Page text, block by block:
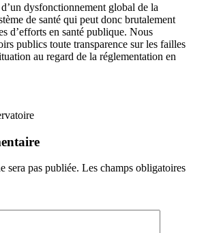
dysfonctionnement global de la
de santé qui peut donc brutalement
d’efforts en santé publique. Nous
publics toute transparence sur les failles
au regard de la réglementation en
sera pas publiée. Les champs obligatoires